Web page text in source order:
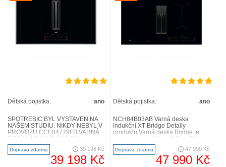
Dětská pojistka: ano
SPOTŘEBIČ BYL VYSTAVEN NA
NAŠEM STUDIU. NIKDY NEBYL V
PROVOZU CCE84779FB VARNÁ
COMBOHOB FLEXIBRIDGE
DETAILY PRODUKTU ..
Doprava zdarma 39 198 Kč
39 198 Kč
Dětská pojistka: ano
NCH84B03AB Varná deska
indukční XT Bridge Detaily
produktu Varná deska Bridge je
a kombinuje indukční vaření s ..
Doprava zdarma 47 990 Kč
47 990 Kč